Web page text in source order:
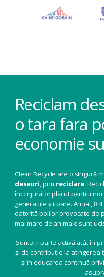
Reciclam
o tara fara
economie
Clean Recycle are o singură
deseuri, prin reciclare.
înconjurător plăcut pentru
generatiile viitoare. Anual,
datorită bolilor provocate de
mai mare de animale sunt
Suntem parte activă atât în
și de contribuție la atingerea
și în educarea continuă